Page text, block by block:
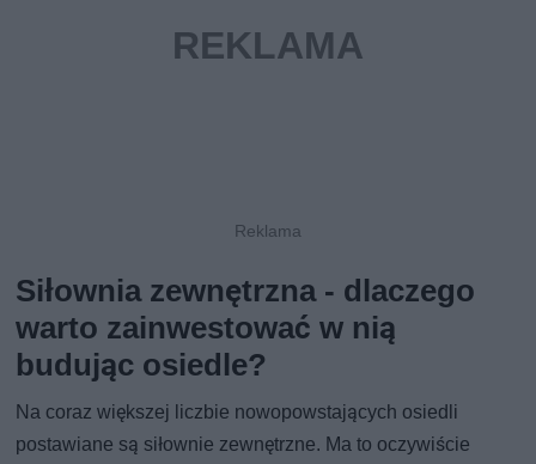
Siłownia zewnętrzna - dlaczego
warto zainwestować w nią
budując osiedle?
Na coraz większej liczbie nowopowstających osiedli
postawiane są siłownie zewnętrzne. Ma to oczywiście